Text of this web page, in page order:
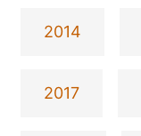
2014
2017